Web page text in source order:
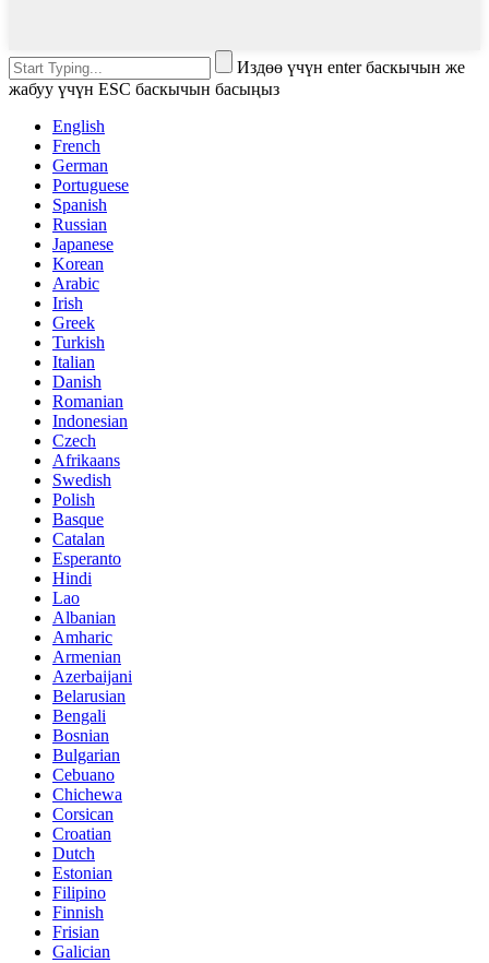
Издөө үчүн enter баскычын же
жабуу үчүн ESC баскычын басыңыз
English
French
German
Portuguese
Spanish
Russian
Japanese
Korean
Arabic
Irish
Greek
Turkish
Italian
Danish
Romanian
Indonesian
Czech
Afrikaans
Swedish
Polish
Basque
Catalan
Esperanto
Hindi
Lao
Albanian
Amharic
Armenian
Azerbaijani
Belarusian
Bengali
Bosnian
Bulgarian
Cebuano
Chichewa
Corsican
Croatian
Dutch
Estonian
Filipino
Finnish
Frisian
Galician